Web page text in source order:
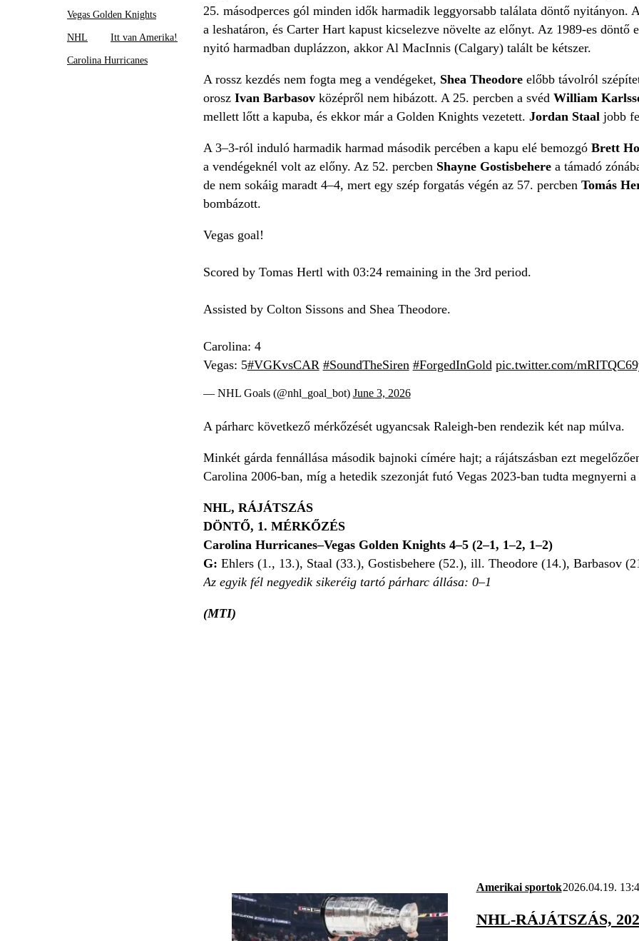
Vegas Golden Knights
NHL Itt van Amerika!
Carolina Hurricanes
25. másodperces gól minden idők harmadik leggyorsabb találata döntő nyitányon.
a leshatáron, és Carter Hart kapust kicselezve növelte az előnyt. Az 1989-es döntő
nyitó harmadban duplázzon, akkor Al MacInnis (Calgary) talált be kétszer.
A rossz kezdés nem fogta meg a vendégeket, Shea Theodore előbb távolról
orosz Ivan Barbasov középről nem hibázott. A 25. percben a svéd William
mellett lőtt a kapuba, és ekkor már a Golden Knights vezetett. Jordan Staal jobb
A 3–3-ról induló harmadik harmad második percében a kapu elé bemozgó Brett
a vendégeknél volt az előny. Az 52. percben Shayne Gostisbehere a támadó
de nem sokáig maradt 4–4, mert egy szép forgatás végén az 57. percben Tomás
bombázott.
Vegas goal!
Scored by Tomas Hertl with 03:24 remaining in the 3rd period.
Assisted by Colton Sissons and Shea Theodore.
Carolina: 4
Vegas: 5#VGKvsCAR #SoundTheSiren #ForgedInGold pic.twitter.com/
— NHL Goals (@nhl_goal_bot) June 3, 2026
A párharc következő mérkőzését ugyancsak Raleigh-ben rendezik két nap múlva.
Minkét gárda fennállása második bajnoki címére hajt; a rájátszásban ezt
Carolina 2006-ban, míg a hetedik szezonját futó Vegas 2023-ban tudta megnyerni
NHL, RÁJÁTSZÁS
DÖNTŐ, 1. MÉRKŐZÉS
Carolina Hurricanes–Vegas Golden Knights 4–5 (2–1, 1–2, 1–2)
G: Ehlers (1., 13.), Staal (33.), Gostisbehere (52.), ill. Theodore (14.), Barbasov
Az egyik fél negyedik sikeréig tartó párharc állása: 0–1
(MTI)
Amerikai sportok2026.04.19.
NHL-RÁJÁTSZÁS,